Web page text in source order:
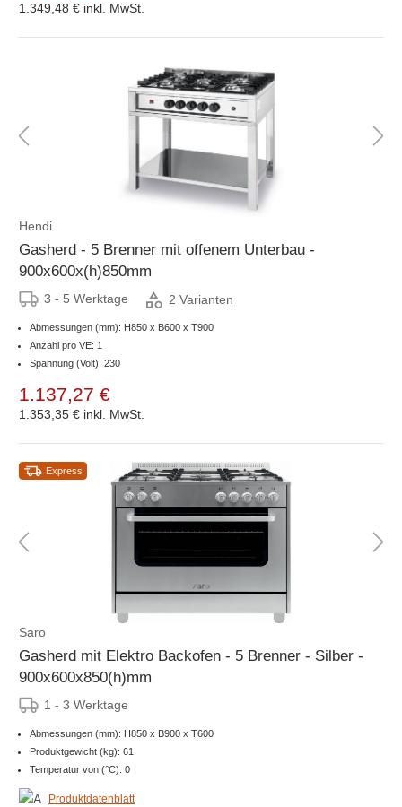
1.349,48 € inkl. MwSt.
Hendi
Gasherd - 5 Brenner mit offenem Unterbau -
900x600x(h)850mm
3 - 5 Werktage 2 Varianten
Abmessungen (mm): H850 x B600 x T900
Anzahl pro VE: 1
Spannung (Volt): 230
1.137,27 €
1.353,35 € inkl. MwSt.
Express
Saro
Gasherd mit Elektro Backofen - 5 Brenner - Silber -
900x600x850(h)mm
1 - 3 Werktage
Abmessungen (mm): H850 x B900 x T600
Produktgewicht (kg): 61
Temperatur von (°C): 0
Produktdatenblatt